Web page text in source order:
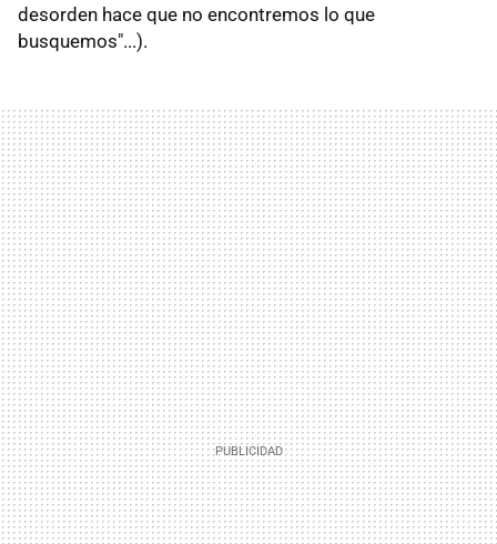
desorden hace que no encontremos lo que
busquemos"...).